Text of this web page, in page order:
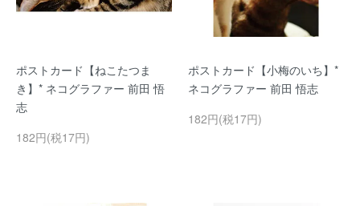
ポストカード【ねこたつま
き】* ネコグラファー 前田 悟
志
182円(税17円)
ポストカード【小梅のいち】*
ネコグラファー 前田 悟志
182円(税17円)